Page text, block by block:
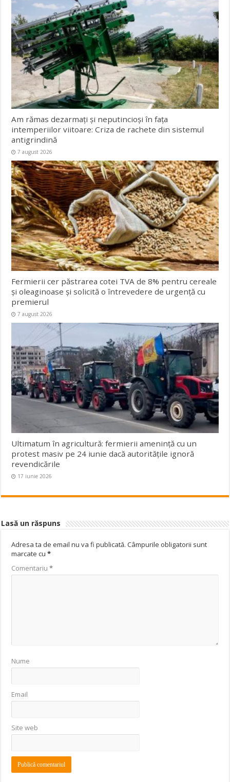
Am rămas dezarmați și neputincioși în fața
intemperiilor viitoare: Criza de rachete din sistemul
antigrindină
7 august 2026
Fermierii cer păstrarea cotei TVA de 8% pentru cereale
și oleaginoase și solicită o întrevedere de urgență cu
premierul
7 august 2026
Ultimatum în agricultură: fermierii amenință cu un
protest masiv pe 24 iunie dacă autoritățile ignoră
revendicările
17 iunie 2026
Lasă un răspuns
Adresa ta de email nu va fi publicată. Câmpurile obligatorii sunt
marcate cu*
Comentariu*
Nume
Email
Site web